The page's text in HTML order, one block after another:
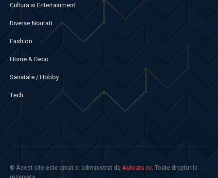
Cultura si Entertainment
Diverse Noutati
Fashion
Home & Deco
Sanatate / Hobby
Tech
© Acest site este creat si administrat deAutoatu.ro. Toate drepturile